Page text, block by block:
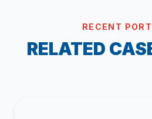
RECENT
RELATED